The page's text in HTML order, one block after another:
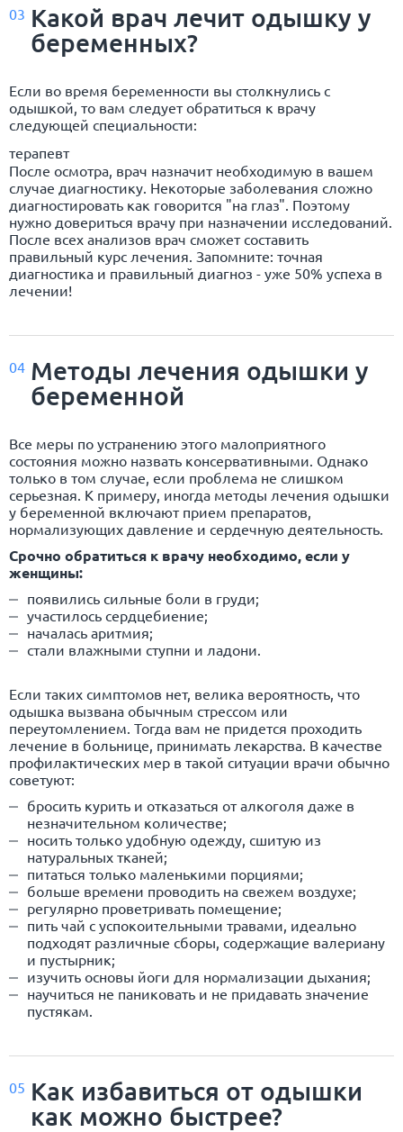
03 Какой врач лечит одышку у
беременных?
Если во время беременности вы столкнулись с
одышкой, то вам следует обратиться к врачу
следующей специальности:
терапевт
После осмотра, врач назначит необходимую в вашем
случае диагностику. Некоторые заболевания сложно
диагностировать как говорится "на глаз". Поэтому
нужно довериться врачу при назначении исследований.
После всех анализов врач сможет составить
правильный курс лечения. Запомните: точная
диагностика и правильный диагноз - уже 50% успеха в
лечении!
04 Методы лечения одышки у
беременной
Все меры по устранению этого малоприятного
состояния можно назвать консервативными. Однако
только в том случае, если проблема не слишком
серьезная. К примеру, иногда методы лечения одышки
у беременной включают прием препаратов,
нормализующих давление и сердечную деятельность.
Срочно обратиться к врачу необходимо, если у
женщины:
появились сильные боли в груди;
участилось сердцебиение;
началась аритмия;
стали влажными ступни и ладони.
Если таких симптомов нет, велика вероятность, что
одышка вызвана обычным стрессом или
переутомлением. Тогда вам не придется проходить
лечение в больнице, принимать лекарства. В качестве
профилактических мер в такой ситуации врачи обычно
советуют:
бросить курить и отказаться от алкоголя даже в
незначительном количестве;
носить только удобную одежду, сшитую из
натуральных тканей;
питаться только маленькими порциями;
больше времени проводить на свежем воздухе;
регулярно проветривать помещение;
пить чай с успокоительными травами, идеально
подходят различные сборы, содержащие валериану
и пустырник;
изучить основы йоги для нормализации дыхания;
научиться не паниковать и не придавать значение
пустякам.
05 Как избавиться от одышки
как можно быстрее?